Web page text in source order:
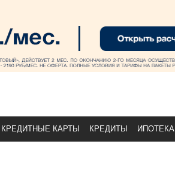
КРЕДИТНЫЕ КАРТЫ КРЕДИТЫ ИПОТЕКА